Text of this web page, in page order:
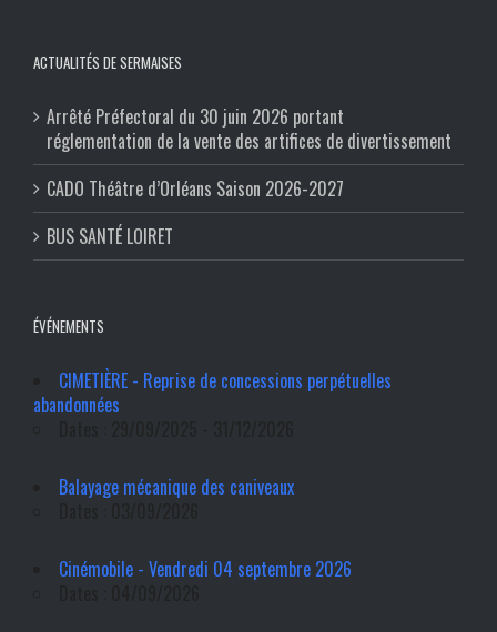
ACTUALITÉS DE SERMAISES
Arrêté Préfectoral du 30 juin 2026 portant
réglementation de la vente des artifices de divertissement
CADO Théâtre d’Orléans Saison 2026-2027
BUS SANTÉ LOIRET
ÉVÉNEMENTS
CIMETIÈRE - Reprise de concessions perpétuelles
abandonnées
Balayage mécanique des caniveaux
Cinémobile - Vendredi 04 septembre 2026